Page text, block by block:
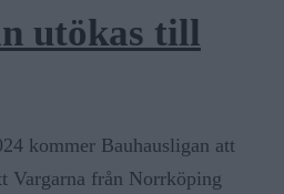
utökas till
kommer Bauhausligan att
Vargarna från Norrköping